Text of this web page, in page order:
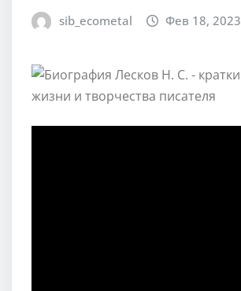
sib_ecometal Фев 18, 2023